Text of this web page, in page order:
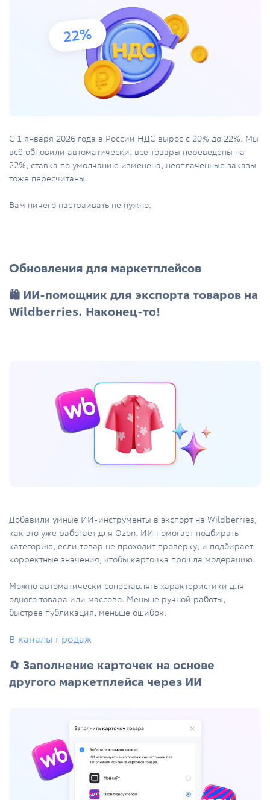
С 1 января 2026 года в России НДС вырос с 20% до 22%. Мы
всё обновили автоматически: все товары переведены на
22%, ставка по умолчанию изменена, неоплаченные заказы
тоже пересчитаны.
Вам ничего настраивать не нужно.
Обновления для маркетплейсов
🛍️ ИИ-помощник для экспорта товаров на
Wildberries. Наконец-то!
Добавили умные ИИ-инструменты в экспорт на Wildberries,
как это уже работает для Ozon. ИИ помогает подбирать
категорию, если товар не проходит проверку, и подбирает
корректные значения, чтобы карточка прошла модерацию.
Можно автоматически сопоставлять характеристики для
одного товара или массово. Меньше ручной работы,
быстрее публикация, меньше ошибок.
В каналы продаж
🔄 Заполнение карточек на основе
другого маркетплейса через ИИ